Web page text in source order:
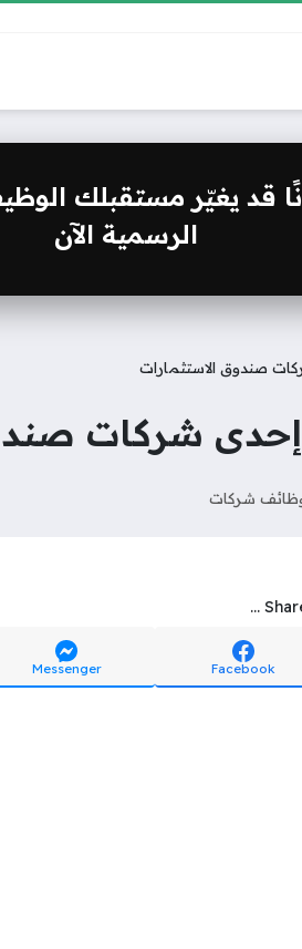
قد يغيّر مستقبلك
الرسمية الآن
صندوق الاستثمارات
شركات
شركات
Facebook
Messenger